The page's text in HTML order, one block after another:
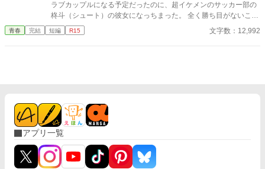
ラブカップルになる予定だったのに、超イケメンのサッカー部の
柊斗（シュート）の彼女になっちまった。 全く勝ち目がないこの
恋。 潔く諦めることにした。
青春 完結 短編 R15 文字数：12,992
アプリ一覧